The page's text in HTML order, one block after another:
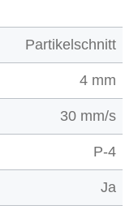
Partikelschnitt
4 mm
30 mm/s
P-4
Ja